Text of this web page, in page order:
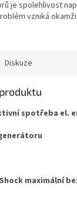
je spolehlivost
vzniká
Diskuze
spotřeba el.
maximální